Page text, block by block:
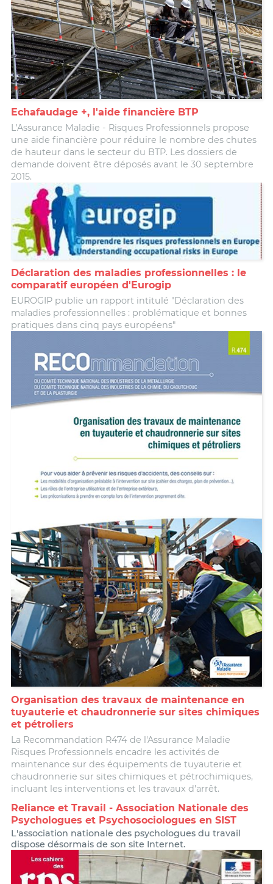
Echafaudage +, l'aide financière BTP
L'Assurance Maladie - Risques Professionnels propose
une aide financière pour réduire le nombre des chutes
de hauteur dans le secteur du BTP. Les dossiers de
demande doivent être déposés avant le 30 septembre
2015.
Déclaration des maladies professionnelles : le
comparatif européen d'Eurogip
EUROGIP publie un rapport intitulé "Déclaration des
maladies professionnelles : problématique et bonnes
pratiques dans cinq pays européens"
Organisation des travaux de maintenance en
tuyauterie et chaudronnerie sur sites chimiques
et pétroliers
La Recommandation R474 de l'Assurance Maladie
Risques Professionnels encadre les activités de
maintenance sur des équipements de tuyauterie et
chaudronnerie sur sites chimiques et pétrochimiques,
incluant les interventions et les travaux d'arrêt.
Reliance et Travail - Association Nationale des
Psychologues et Psychosociologues en SIST
L'association nationale des psychologues du travail
dispose désormais de son site Internet.